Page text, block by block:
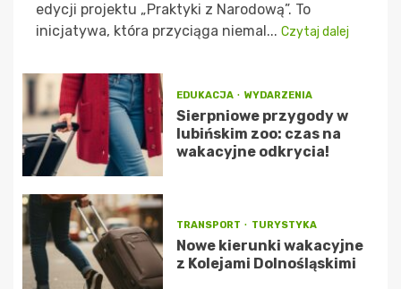
edycji projektu „Praktyki z Narodową”. To
inicjatywa, która przyciąga niemal... Czytaj dalej
EDUKACJA WYDARZENIA
Sierpniowe przygody w
lubińskim zoo: czas na
wakacyjne odkrycia!
TRANSPORT TURYSTYKA
Nowe kierunki wakacyjne
z Kolejami Dolnośląskimi